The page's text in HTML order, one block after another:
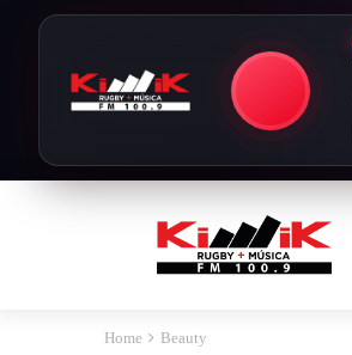
Home Beauty